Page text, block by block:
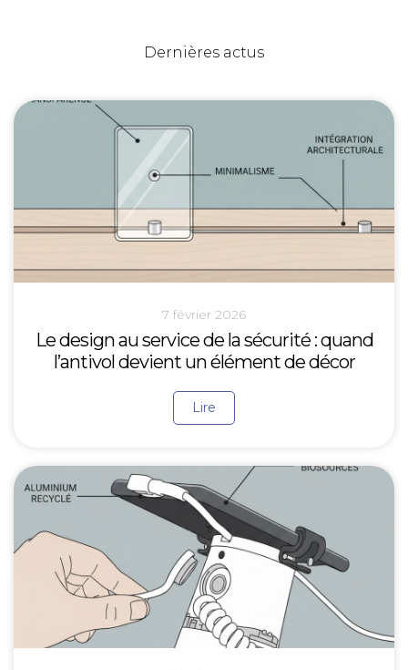
Dernières actus
7 février 2026
Le design au service de la sécurité : quand
l’antivol devient un élément de décor
Lire